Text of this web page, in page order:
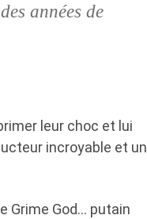
années de
leur choc et lui
incroyable et un
Grime God… putain